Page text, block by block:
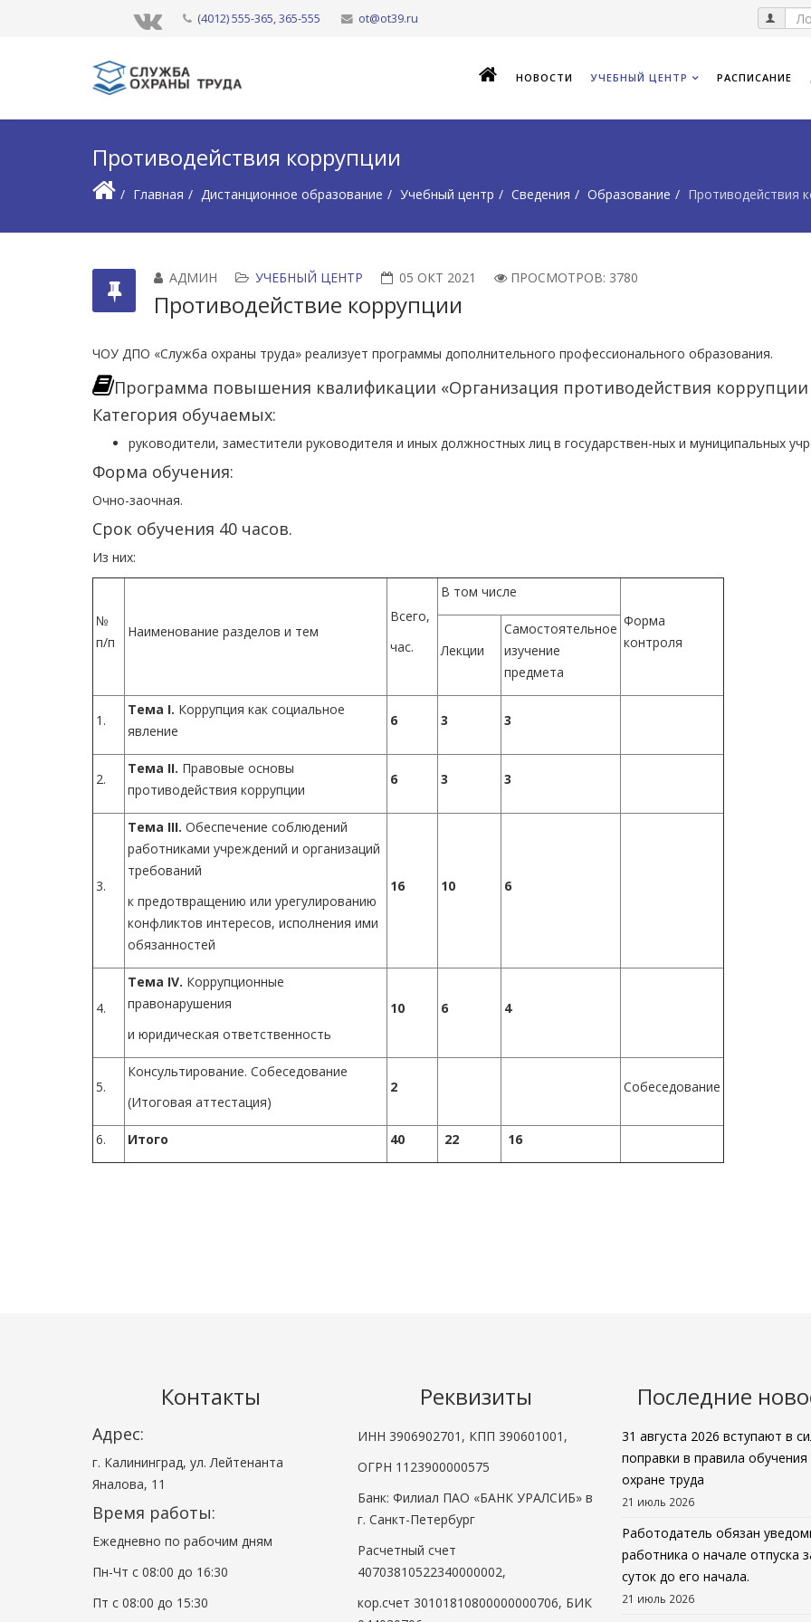
(4012) 555-365, 365-555 ot@ot39.ru
НОВОСТИ УЧЕБНЫЙ ЦЕНТР РАСПИСАНИЕ
Противодействия коррупции
Главная Дистанционное образование Учебный центр Сведения Образование Противодействия
АДМИН УЧЕБНЫЙ ЦЕНТР 05 ОКТ 2021 ПРОСМОТРОВ: 3780
Противодействие коррупции
ЧОУ ДПО «Служба охраны труда» реализует программы дополнительного профессионального образования.
Программа повышения квалификации «Организация противодействия коррупции
Категория обучаемых:
руководители, заместители руководителя и иных должностных лиц в государствен-ных и муниципальных
Форма обучения:
Очно-заочная.
Срок обучения 40 часов.
Из них:
№
п/п
Наименование разделов и тем
Всего,
час.
В том числе
Форма
контроля
Лекции
Самостоятельное
изучение
предмета
1.
Тема I. Коррупция как социальное
явление
6 3 3
2.
Тема II. Правовые основы
противодействия коррупции
6 3 3
3.
Тема III. Обеспечение соблюдений
работниками учреждений и организаций
требований
к предотвращению или урегулированию
конфликтов интересов, исполнения ими
обязанностей
16 10 6
4.
Тема IV. Коррупционные
правонарушения
и юридическая ответственность
10 6 4
5.
Консультирование. Собеседование
(Итоговая аттестация)
2 Собеседование
6. Итого 40 22 16
Контакты
Адрес:
г. Калининград, ул. Лейтенанта
Яналова, 11
Время работы:
Ежедневно по рабочим дням
Пн-Чт с 08:00 до 16:30
Пт с 08:00 до 15:30
Реквизиты
ИНН 3906902701, КПП 390601001,
ОГРН 1123900000575
Банк: Филиал ПАО «БАНК УРАЛСИБ» в
г. Санкт-Петербург
Расчетный счет
40703810522340000002,
кор.счет 30101810800000000706, БИК
Последние
31 августа 2026 вступают в
поправки в правила обучения
охране труда
21 июль 2026
Работодатель обязан
работника о начале отпуска
суток до его начала.
21 июль 2026